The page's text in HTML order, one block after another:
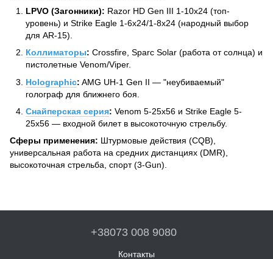
LPVO (Загонники): Razor HD Gen III 1-10x24 (топ-
уровень) и Strike Eagle 1-6x24/1-8x24 (народный выбор
для AR-15).
Коллиматоры: Crossfire, Sparc Solar (работа от солнца) и
пистолетные Venom/Viper.
Holographic: AMG UH-1 Gen II — "неубиваемый"
голограф для ближнего боя.
Снайперская серия: Venom 5-25x56 и Strike Eagle 5-
25x56 — входной билет в высокоточную стрельбу.
Сферы применения: Штурмовые действия (CQB),
универсальная работа на средних дистанциях (DMR),
высокоточная стрельба, спорт (3-Gun).
+38073 008 9080
Контакты